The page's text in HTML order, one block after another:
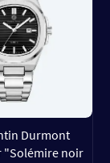
Durmont
"Solémire noir